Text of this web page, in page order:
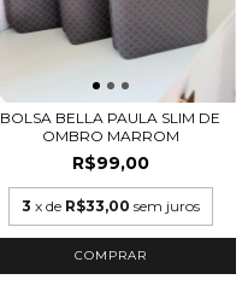
BOLSA BELLA PAULA SLIM DE
OMBRO MARROM
R$99,00
3 x de R$33,00 sem juros
COMPRAR